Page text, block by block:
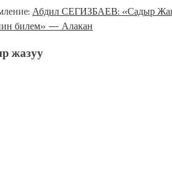
Абдил СЕГИЗБАЕВ: «Садыр
билем» — Алакан
жазуу